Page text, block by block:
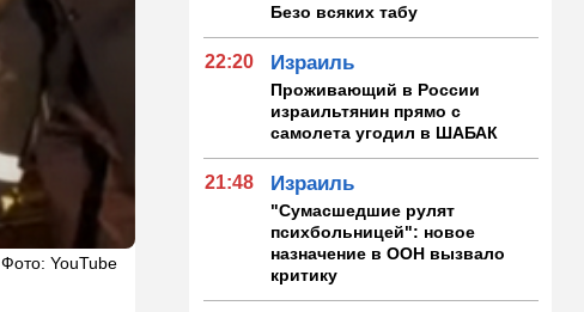
Фото: YouTube
Безо всяких табу
22:20 Израиль
Проживающий в России
израильтянин прямо с
самолета угодил в ШАБАК
21:48 Израиль
"Сумасшедшие рулят
психбольницей": новое
назначение в ООН вызвало
критику